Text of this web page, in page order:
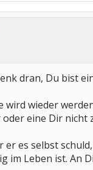
dran, Du bist
wird wieder
oder eine Dir nicht
er es selbst
im Leben ist. An